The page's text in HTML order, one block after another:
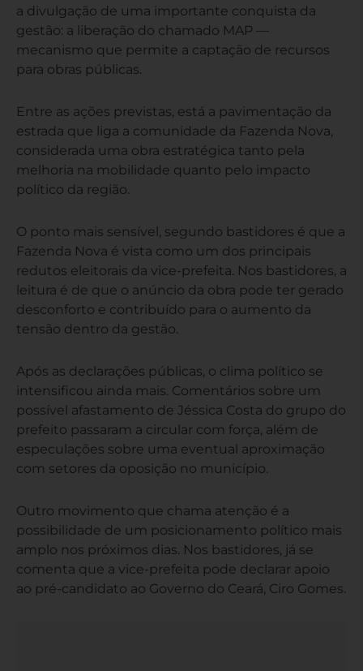
a divulgação de uma importante conquista da
gestão: a liberação do chamado MAP —
mecanismo que permite a captação de recursos
para obras públicas.
Entre as ações previstas, está a pavimentação da
estrada que liga a comunidade da Fazenda Nova,
considerada uma obra estratégica tanto pela
melhoria na mobilidade quanto pelo impacto
político da região.
O ponto mais sensível, segundo bastidores é que a
Fazenda Nova é vista como um dos principais
redutos eleitorais da vice-prefeita. Nos bastidores, a
leitura é de que o anúncio da obra pode ter gerado
desconforto e contribuído para o aumento da
tensão dentro da gestão.
Após as declarações públicas, o clima político se
intensificou ainda mais. Comentários sobre um
possível afastamento de Jéssica Costa do grupo do
prefeito passaram a circular com força, além de
especulações sobre uma eventual aproximação
com setores da oposição no município.
Outro movimento que chama atenção é a
possibilidade de um posicionamento político mais
amplo nos próximos dias. Nos bastidores, já se
comenta que a vice-prefeita pode declarar apoio
ao pré-candidato ao Governo do Ceará, Ciro Gomes.